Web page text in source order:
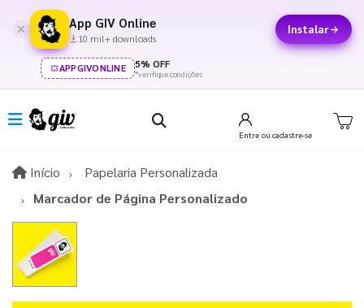
App GIV Online
10 mil+ downloads
Instalar
APPGIVONLINE 5% OFF
*verifique condições
Entre ou cadastre-se
Início InícioPapelaria Personalizada
Marcador de Página Personalizado